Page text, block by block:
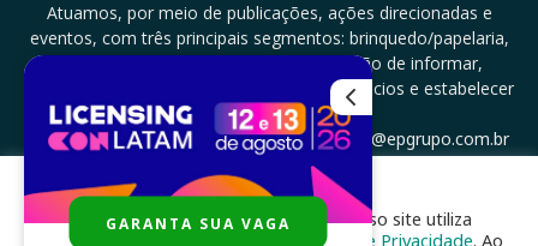
Atuamos, por meio de publicações, ações direcionadas e
eventos, com três principais segmentos: brinquedo/papelaria,
licenciamento e zero a três com a missão de informar,
documentar, proporcionar encontro de negócios e estabelecer
parcerias.
CONTATO: +5511994513097 - atendimento@epgrupo.com.br
SIGA-NOS
Para melhor experiência e navegação, nosso site utiliza
cookies, de acordo com a nossa
Política de Privacidade. Ao
GARANTA SUA VAGA